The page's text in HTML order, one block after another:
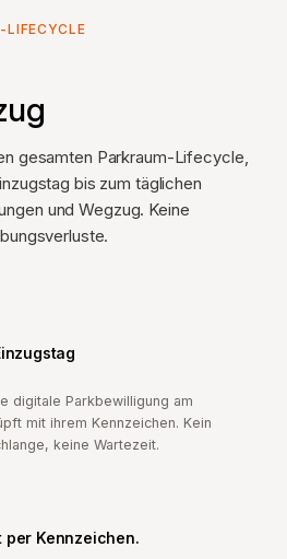
LIFECYCLE
gesamten Parkraum-Lifecycle,
bis zum täglichen
und Wegzug. Keine
digitale Parkbewilligung am
mit ihrem Kennzeichen. Kein
keine Wartezeit.
Kennzeichen.